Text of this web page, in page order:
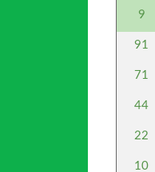
9
91
71
44
22
10